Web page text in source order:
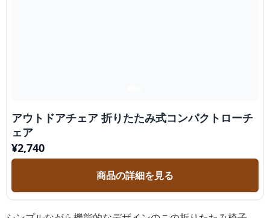
アウトドアチェア 折りたたみ式コンパクトローチ
ェア
¥2,740
商品の詳細を見る